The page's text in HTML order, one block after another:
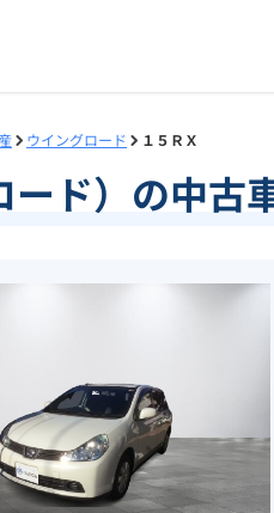
ウイングロード １５ＲＸ
ード）の中